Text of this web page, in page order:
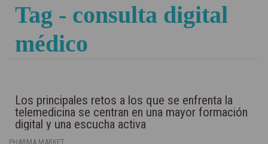
Tag - consulta digital
médico
Los principales retos a los que se enfrenta la
telemedicina se centran en una mayor formación
digital y una escucha activa
PHARMA MARKET